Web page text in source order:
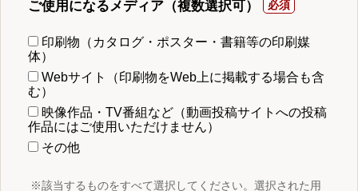
ご使用になるメディア（複数選択可）
印刷物（カタログ・ポスター・書籍等の印刷媒
体）
Webサイト（印刷物をWeb上に掲載する場合も含
む）
映像作品・TV番組など（動画投稿サイトへの投稿
作品にはご使用いただけません）
その他
※該当するものをすべて選択してください。選択された用